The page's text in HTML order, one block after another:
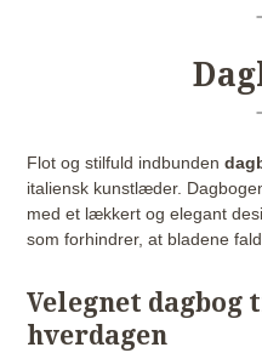
Flot og stilfuld indbunden
italiensk kunstlæder.
med et lækkert og elegant
som forhindrer, at bladene
Velegnet dagbog
hverdagen